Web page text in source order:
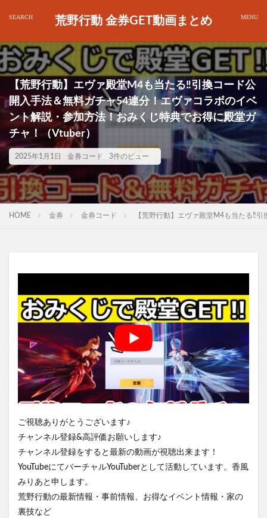
荒野行動 金券GET動画まとめ
【荒野行動】エヴァ殿堂M4も当たる‼引換コード公
開入手法＆無料ガチャ54連分！エヴァコラボのイベ
ント解説・参加方法！おみくじ特典でお得に殿堂ガ
チャ！（Vtuber）
2025年1月1日 金券コード 3件のビュー
HOME 金券 金券コード 【荒野行動】エヴァ殿堂M4も当たる‼
ご視聴ありがとうございます♪
チャンネル登録&高評価お願いします♪
チャンネル登録をすると最新の動画が視聴出来ます！
YouTubeにてバーチャルYouTuberとして活動しています。香風
みりあと申します。
荒野行動の最新情報・事前情報、お得なイベント情報・家の
裏技など